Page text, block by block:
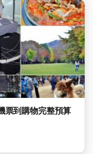
票到購物完整預算